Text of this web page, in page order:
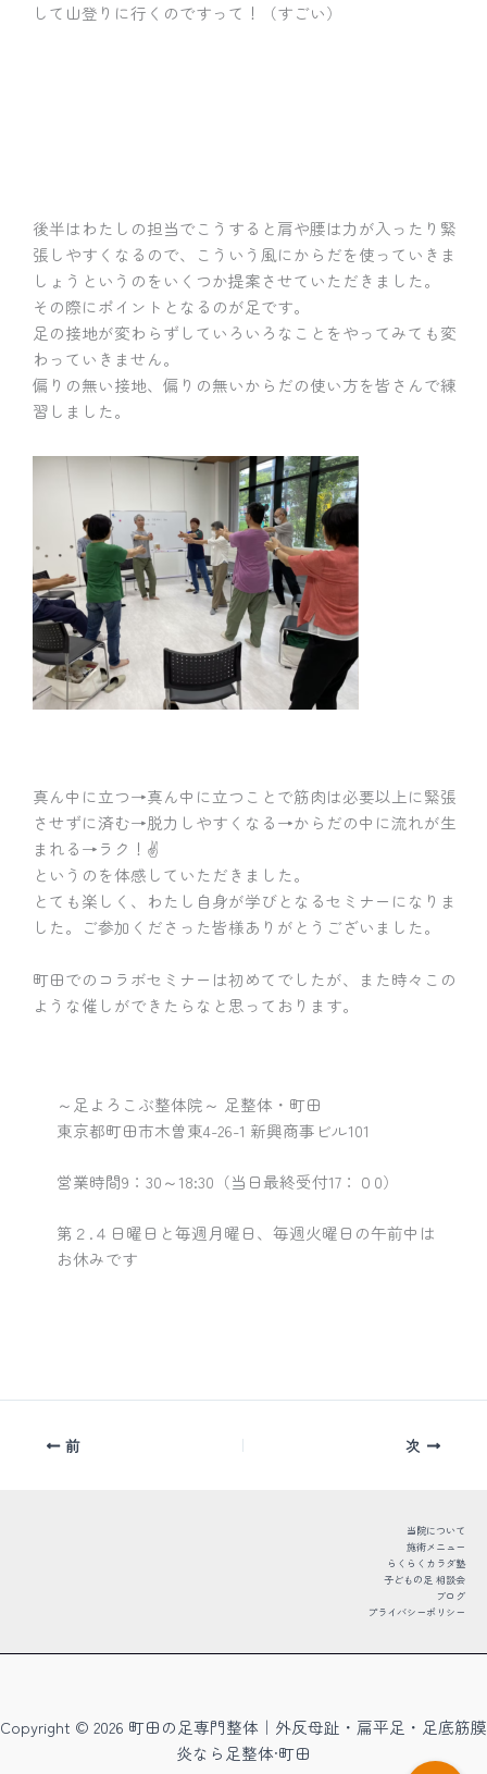
して山登りに行くのですって！（すごい）
後半はわたしの担当でこうすると肩や腰は力が入ったり緊
張しやすくなるので、こういう風にからだを使っていきま
しょうというのをいくつか提案させていただきました。
その際にポイントとなるのが足です。
足の接地が変わらずしていろいろなことをやってみても変
わっていきません。
偏りの無い接地、偏りの無いからだの使い方を皆さんで練
習しました。
真ん中に立つ→真ん中に立つことで筋肉は必要以上に緊張
させずに済む→脱力しやすくなる→からだの中に流れが生
まれる→ラク！✌️
というのを体感していただきました。
とても楽しく、わたし自身が学びとなるセミナーになりま
した。ご参加くださった皆様ありがとうございました。
町田でのコラボセミナーは初めてでしたが、また時々この
ような催しができたらなと思っております。
～足よろこぶ整体院～ 足整体・町田
東京都町田市木曽東4-26-1 新興商事ビル101
営業時間9：30～18:30（当日最終受付17：０0）
第２.４日曜日と毎週月曜日、毎週火曜日の午前中は
お休みです
前 次
当院について
施術メニュー
らくらくカラダ塾
子どもの足 相談会
ブログ
プライバシーポリシー
Copyright © 2026 町田の足専門整体｜外反母趾・扁平足・足底筋膜
炎なら足整体·町田